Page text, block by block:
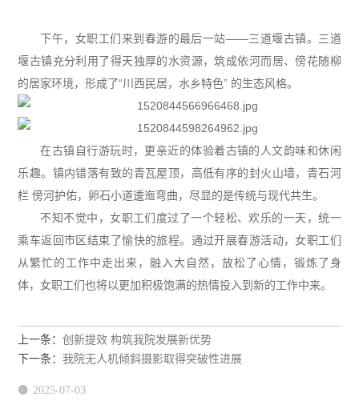
下午，女职工们来到春游的最后一站——三道堰古镇。三道
堰古镇充分利用了得天独厚的水资源，筑成依河而居、傍花随柳
的居家环境，形成了“川西民居，水乡特色” 的生态风格。
在古镇自行游玩时，更亲近的体验着古镇的人文韵味和休闲
乐趣。镇内错落有致的青瓦屋顶，高低有序的封火山墙，青石河
栏 傍河护佑，卵石小道逶迤弯曲，尽显的是传统与现代共生。
不知不觉中，女职工们度过了一个轻松、欢乐的一天，统一
乘车返回市区结束了愉快的旅程。通过开展春游活动，女职工们
从繁忙的工作中走出来，融入大自然，放松了心情，锻炼了身
体，女职工们也将以更加积极饱满的热情投入到新的工作中来。
上一条：创新提效 构筑我院发展新优势
下一条：我院无人机倾斜摄影取得突破性进展
 2025-07-03